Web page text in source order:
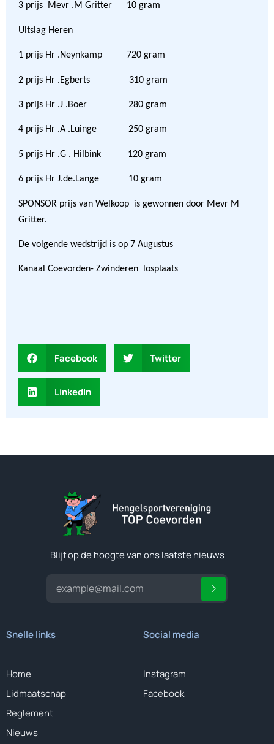
3 prijs Mevr .M Gritter 10 gram
Uitslag Heren
1 prijs Hr .Neynkamp 720 gram
2 prijs Hr .Egberts 310 gram
3 prijs Hr .J .Boer 280 gram
4 prijs Hr .A .Luinge 250 gram
5 prijs Hr .G . Hilbink 120 gram
6 prijs Hr J.de.Lange 10 gram
SPONSOR prijs van Welkoop is gewonnen door Mevr M
Gritter.
De volgende wedstrijd is op 7 Augustus
Kanaal Coevorden- Zwinderen losplaats
Facebook Twitter
LinkedIn
Blijf op de hoogte van ons laatste nieuws
Snelle links
Home
Lidmaatschap
Reglement
Nieuws
Social media
Instagram
Facebook